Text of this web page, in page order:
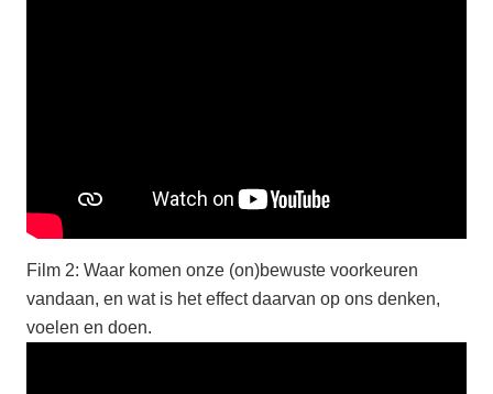
Film 2: Waar komen onze (on)bewuste voorkeuren
vandaan, en wat is het effect daarvan op ons denken,
voelen en doen.